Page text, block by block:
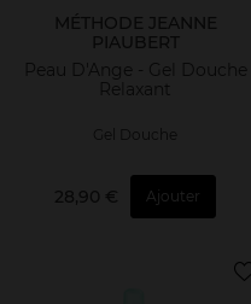
MÉTHODE JEANNE
PIAUBERT
Peau D'Ange - Gel Douche
Relaxant
28,90 € Ajouter